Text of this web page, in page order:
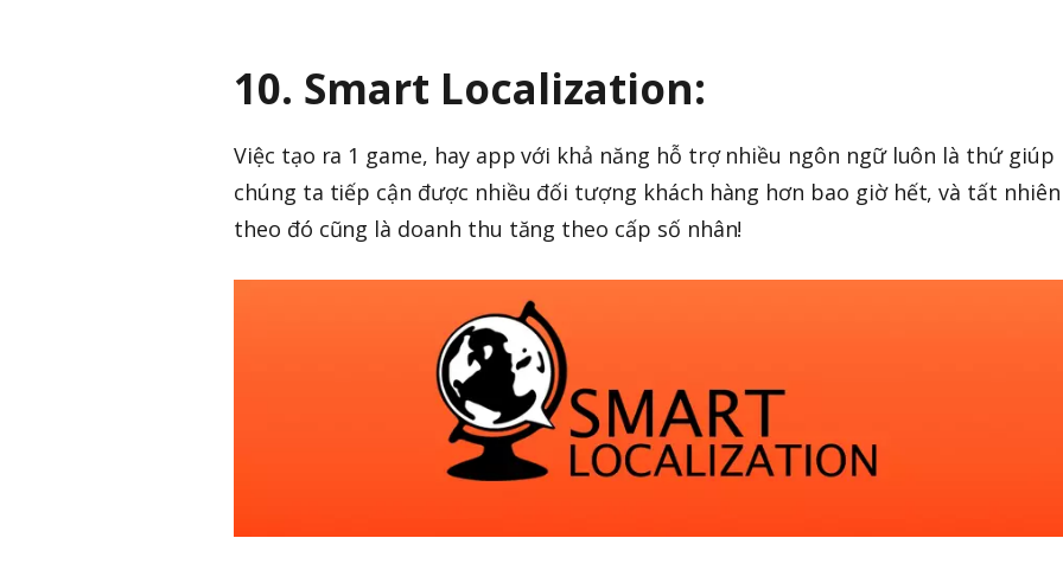
10. Smart Localization:
Việc tạo ra 1 game, hay app với khả năng hỗ trợ nhiều ngôn ngữ luôn là thứ giúp
chúng ta tiếp cận được nhiều đối tượng khách hàng hơn bao giờ hết, và tất
theo đó cũng là doanh thu tăng theo cấp số nhân!